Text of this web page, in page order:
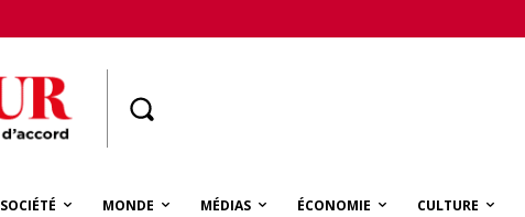
SOCIÉTÉ MONDE MÉDIAS ÉCONOMIE CULTURE